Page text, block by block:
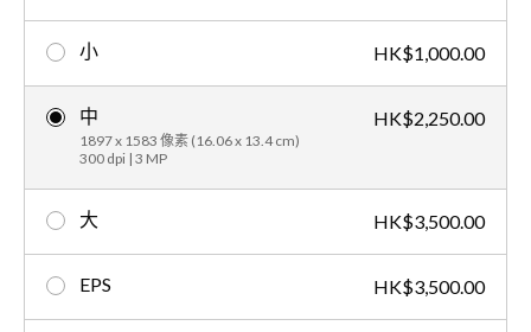
小 HK$1,000.00
中
1897 x 1583 像素 (16.06 x 13.4 cm)
300 dpi | 3 MP
HK$2,250.00
大 HK$3,500.00
EPS HK$3,500.00